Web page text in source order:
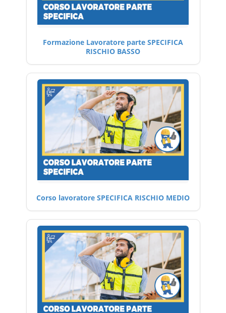
Formazione Lavoratore parte SPECIFICA
RISCHIO BASSO
Corso lavoratore SPECIFICA RISCHIO MEDIO